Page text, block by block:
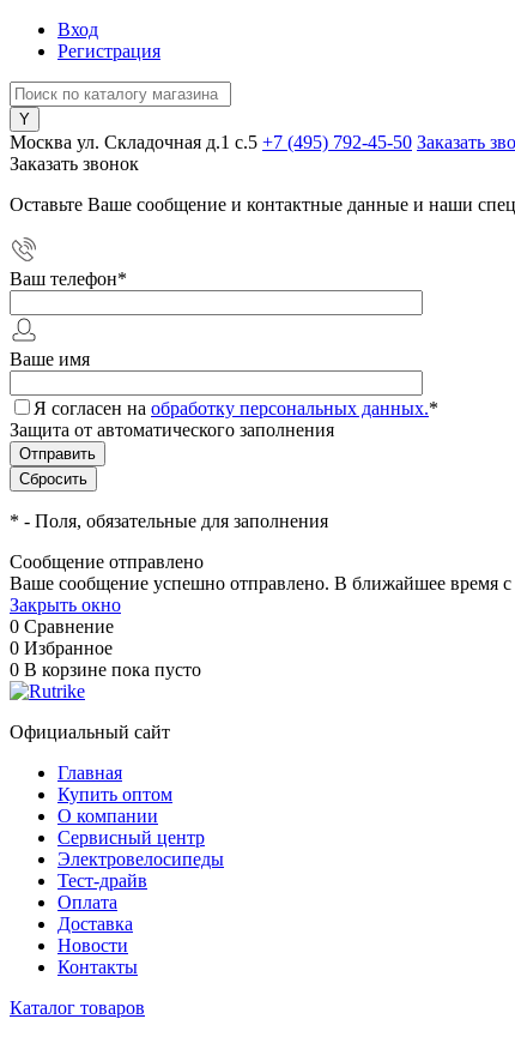
Вход
Регистрация
Москва ул. Складочная д.1 c.5 +7 (495) 792-45-50 Заказать
Заказать звонок
Оставьте Ваше сообщение и контактные данные и наши
Ваш телефон*
Ваше имя
Я согласен на обработку персональных данных.*
Защита от автоматического заполнения
* - Поля, обязательные для заполнения
Сообщение отправлено
Ваше сообщение успешно отправлено. В ближайшее время
Закрыть окно
0 Сравнение
0 Избранное
0 В корзине пока пусто
Официальный сайт
Главная
Купить оптом
О компании
Сервисный центр
Электровелосипеды
Тест-драйв
Оплата
Доставка
Новости
Контакты
Каталог товаров